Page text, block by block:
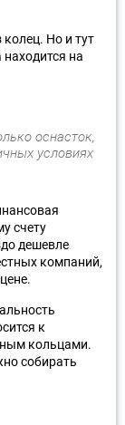
Но и тут
на
оснасток,
условиях
счету
дешевле
компаний,
к
кольцами.
собирать